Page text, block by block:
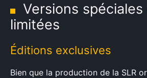
Versions
limitées
Éditions exclusives
Bien que la production de la SLR